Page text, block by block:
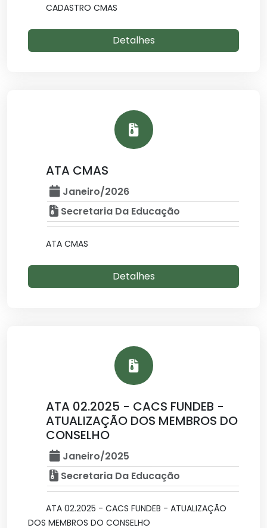
CADASTRO CMAS
Detalhes
ATA CMAS
Janeiro/2026
Secretaria Da Educação
ATA CMAS
Detalhes
ATA 02.2025 - CACS FUNDEB -
ATUALIZAÇÃO DOS MEMBROS DO
CONSELHO
Janeiro/2025
Secretaria Da Educação
ATA 02.2025 - CACS FUNDEB - ATUALIZAÇÃO
DOS MEMBROS DO CONSELHO